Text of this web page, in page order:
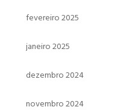
fevereiro 2025
janeiro 2025
dezembro 2024
novembro 2024